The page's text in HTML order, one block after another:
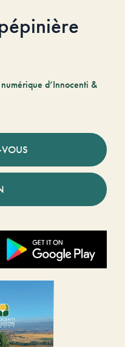
d’Innocenti &